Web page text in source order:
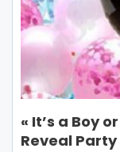
« It’s a Boy
Reveal